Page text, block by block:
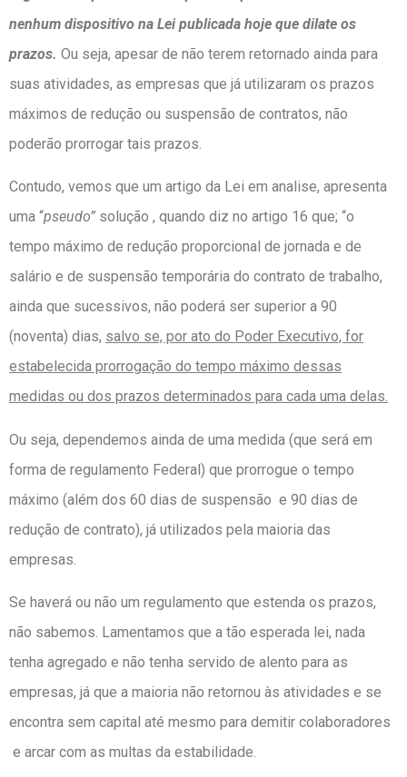
nenhum dispositivo na Lei publicada hoje que dilate os
prazos. Ou seja, apesar de não terem retornado ainda para
suas atividades, as empresas que já utilizaram os prazos
máximos de redução ou suspensão de contratos, não
poderão prorrogar tais prazos.
Contudo, vemos que um artigo da Lei em analise, apresenta
uma “pseudo” solução , quando diz no artigo 16 que; “o
tempo máximo de redução proporcional de jornada e de
salário e de suspensão temporária do contrato de trabalho,
ainda que sucessivos, não poderá ser superior a 90
(noventa) dias, salvo se, por ato do Poder Executivo, for
estabelecida prorrogação do tempo máximo dessas
medidas ou dos prazos determinados para cada uma delas.
Ou seja, dependemos ainda de uma medida (que será em
forma de regulamento Federal) que prorrogue o tempo
máximo (além dos 60 dias de suspensão e 90 dias de
redução de contrato), já utilizados pela maioria das
empresas.
Se haverá ou não um regulamento que estenda os prazos,
não sabemos. Lamentamos que a tão esperada lei, nada
tenha agregado e não tenha servido de alento para as
empresas, já que a maioria não retornou às atividades e se
encontra sem capital até mesmo para demitir colaboradores
e arcar com as multas da estabilidade.